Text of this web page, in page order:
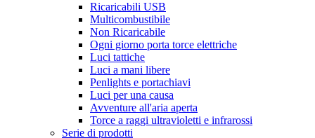
Ricaricabili USB
Multicombustibile
Non Ricaricabile
Ogni giorno porta torce elettriche
Luci tattiche
Luci a mani libere
Penlights e portachiavi
Luci per una causa
Avventure all'aria aperta
Torce a raggi ultravioletti e infrarossi
Serie di prodotti